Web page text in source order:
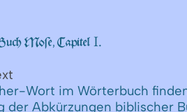
Moſe, Capitel I.
Wort im Wörterbuch
der Abkürzungen biblischer